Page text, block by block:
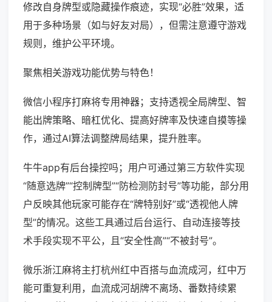
修改自身牌型或隐藏操作痕迹，实现“必胜”效果，适
用于多种场景（如与好友对局），但需注意遵守游戏
规则，维护公平环境。
聚焦相关游戏功能优势与特色！
微信小程序打麻将专用神器；支持透视全局牌型、智
能出牌策略、暗杠优化、提高好牌率及快速自摸等操
作，通过AI算法调整牌局结果，提升胜率。
牛牛app有后台操控吗；用户可通过第三方软件实现
“随意选牌”“控制牌型”“防检测防封号”等功能，部分用
户反映其他玩家可能存在“牌特别好”或“透视他人牌
型”的情况。这些工具通过后台运行、自动连接等技
术手段实现不平公，且“安全性高”“不被封号”。
微乐浙江麻将主打杭州红中百搭与血流成河，红中万
能可重复利用，血流成河胡牌不离场、番数持续累